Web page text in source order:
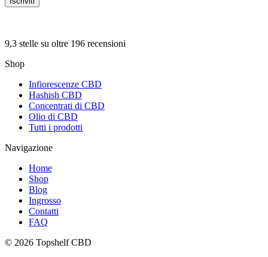
9,3 stelle su oltre 196 recensioni
Shop
Infiorescenze CBD
Hashish CBD
Concentrati di CBD
Olio di CBD
Tutti i prodotti
Navigazione
Home
Shop
Blog
Ingrosso
Contatti
FAQ
© 2026 Topshelf CBD